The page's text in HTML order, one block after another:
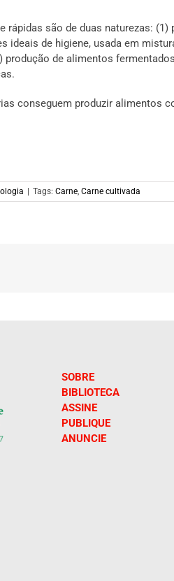
rápidas são de duas naturezas:
ideais de higiene, usada em
produção de alimentos
conseguem produzir alimentos
Tags: Carne, Carne cultivada
SOBRE
BIBLIOTECA
ASSINE
PUBLIQUE
ANUNCIE